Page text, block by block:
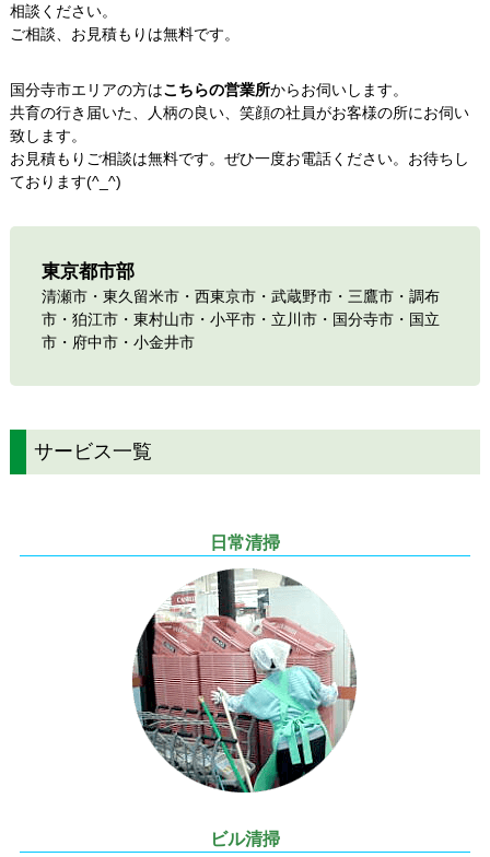
相談ください。
ご相談、お見積もりは無料です。
国分寺市エリアの方はこちらの営業所からお伺いします。
共育の行き届いた、人柄の良い、笑顔の社員がお客様の所にお伺い
致します。
お見積もりご相談は無料です。ぜひ一度お電話ください。お待ちし
ております(^_^)
東京都市部
清瀬市・ 東久留米市・ 西東京市・ 武蔵野市・ 三鷹市・ 調布
市・ 狛江市・東村山市・ 小平市・ 立川市・ 国分寺市・ 国立
市・ 府中市・ 小金井市
サービス一覧
日常清掃
ビル清掃